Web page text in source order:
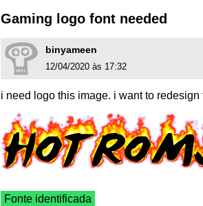
Gaming logo font needed
binyameen
12/04/2020 às 17:32
i need logo this image. i want to
Fonte identificada